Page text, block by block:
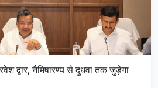
द्वार, नैमिषारण्य से दुधवा तक जुड़ेगा